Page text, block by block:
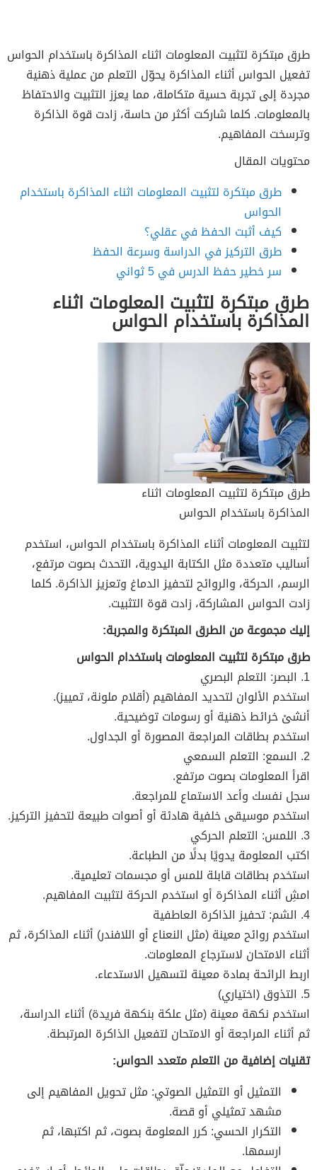
طرق مبتكرة لتثبيت المعلومات اثناء المذاكرة باستخدام الحواس
تفعيل الحواس أثناء المذاكرة يحوّل التعلم من عملية ذهنية
مجردة إلى تجربة حسية متكاملة، مما يعزز التثبيت والاحتفاظ
بالمعلومات. كلما شاركت أكثر من حاسة، زادت قوة الذاكرة
وترسخت المفاهيم.
محتويات المقال
طرق مبتكرة لتثبيت المعلومات اثناء المذاكرة باستخدام
الحواس
كيف أثبت الحفظ في عقلي؟
طرق التركيز في الدراسة وسرعة الحفظ
سر خطير حفظ الدرس في 5 ثواني
طرق مبتكرة لتثبيت المعلومات اثناء
المذاكرة باستخدام الحواس
طرق مبتكرة لتثبيت المعلومات اثناء
المذاكرة باستخدام الحواس
لتثبيت المعلومات أثناء المذاكرة باستخدام الحواس، استخدم
أساليب متعددة مثل الكتابة اليدوية، التحدث بصوت مرتفع،
الرسم، الحركة، والروائح لتحفيز الدماغ وتعزيز الذاكرة. كلما
زادت الحواس المشاركة، زادت قوة التثبيت.
إليك مجموعة من الطرق المبتكرة والمجربة:
طرق مبتكرة لتثبيت المعلومات باستخدام الحواس
1. البصر: التعلم البصري
استخدم الألوان لتحديد المفاهيم (أقلام ملونة، تمييز).
أنشئ خرائط ذهنية أو رسومات توضيحية.
استخدم بطاقات المراجعة المصورة أو الجداول.
2. السمع: التعلم السمعي
اقرأ المعلومات بصوت مرتفع.
سجل نفسك وأعد الاستماع للمراجعة.
استخدم موسيقى خلفية هادئة أو أصوات طبيعة لتحفيز التركيز.
3. اللمس: التعلم الحركي
اكتب المعلومة يدويًا بدلًا من الطباعة.
استخدم بطاقات قابلة للمس أو مجسمات تعليمية.
امشِ أثناء المذاكرة أو استخدم الحركة لتثبيت المفاهيم.
4. الشم: تحفيز الذاكرة العاطفية
استخدم روائح معينة (مثل النعناع أو اللافندر) أثناء المذاكرة، ثم
أثناء الامتحان لاسترجاع المعلومات.
اربط الرائحة بمادة معينة لتسهيل الاستدعاء.
5. التذوق (اختياري)
استخدم نكهة معينة (مثل علكة بنكهة فريدة) أثناء الدراسة،
ثم أثناء المراجعة أو الامتحان لتفعيل الذاكرة المرتبطة.
تقنيات إضافية من التعلم متعدد الحواس:
التمثيل أو التمثيل الصوتي: مثل تحويل المفاهيم إلى
مشهد تمثيلي أو قصة.
التكرار الحسي: كرر المعلومة بصوت، ثم اكتبها، ثم
ارسمها.